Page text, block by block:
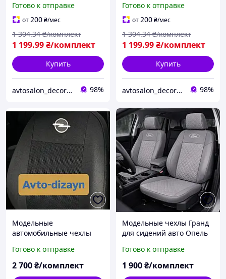
2102/2103/2104/2105/2106
(чёрный, серый,
красный, синий)
Готово к отправке
от200₴/мес
1 199.99₴/комплект
1 304.34 ₴/комплект
Купить
avtosalon_decor shop 98%
(чёрный, серый, синий,
красный)
Готово к отправке
от200₴/мес
1 199.99₴/комплект
1 304.34 ₴/комплект
Купить
avtosalon_decor shop 98%
Модельные
автомобильные чехлы
(седан\хетчбек\универсал
) ТЕМНО-СЕРЫЕ
Готово к отправке
2 700₴/комплект
Модельные чехлы Гранд
для сидений авто Опель
серый квадрат
Готово к отправке
1 900₴/комплект